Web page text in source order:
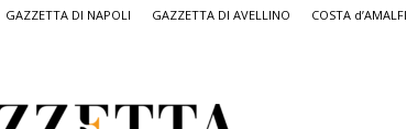
GAZZETTA DI NAPOLI GAZZETTA DI AVELLINO COSTA d’AMALFI
Salerno,